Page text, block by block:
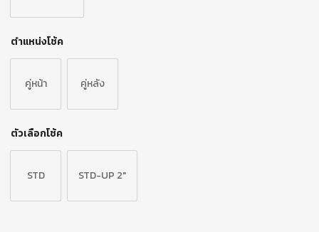
ตำแหน่งโช้ค
คู่หน้า คู่หลัง
ตัวเลือกโช้ค
STD STD-UP 2"